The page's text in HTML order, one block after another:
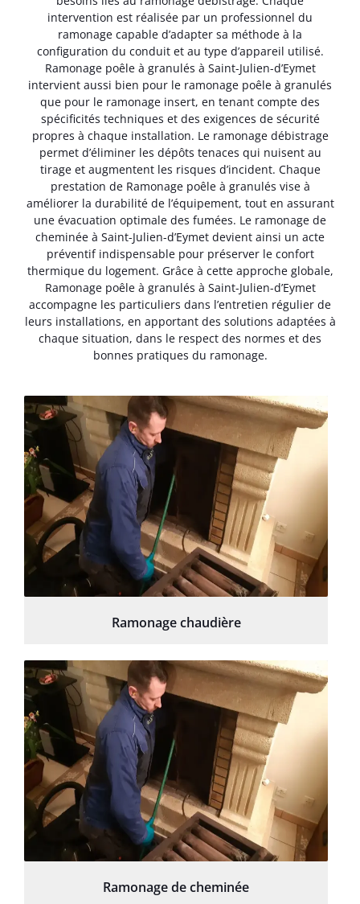
intervention est réalisée par un professionnel du
ramonage capable d’adapter sa méthode à la
configuration du conduit et au type d’appareil utilisé.
Ramonage poêle à granulés à Saint-Julien-d’Eymet
intervient aussi bien pour le ramonage poêle à granulés
que pour le ramonage insert, en tenant compte des
spécificités techniques et des exigences de sécurité
propres à chaque installation. Le ramonage débistrage
permet d’éliminer les dépôts tenaces qui nuisent au
tirage et augmentent les risques d’incident. Chaque
prestation de Ramonage poêle à granulés vise à
améliorer la durabilité de l’équipement, tout en assurant
une évacuation optimale des fumées. Le ramonage de
cheminée à Saint-Julien-d’Eymet devient ainsi un acte
préventif indispensable pour préserver le confort
thermique du logement. Grâce à cette approche globale,
Ramonage poêle à granulés à Saint-Julien-d’Eymet
accompagne les particuliers dans l’entretien régulier de
leurs installations, en apportant des solutions adaptées à
chaque situation, dans le respect des normes et des
bonnes pratiques du ramonage.
Ramonage chaudière
Ramonage de cheminée